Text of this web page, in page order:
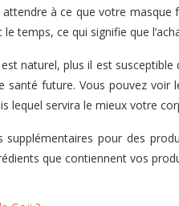
à ce que votre
temps, ce qui signifie que
naturel, plus il est
santé future. Vous pouvez voir
lequel servira le mieux votre
supplémentaires pour des
que contiennent vos